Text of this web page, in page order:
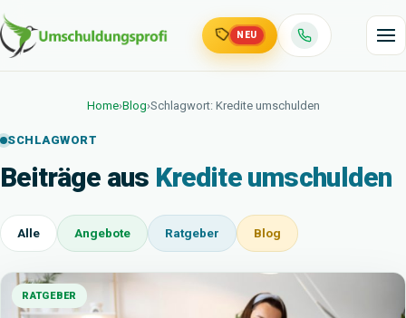
NEU
Home›Blog›Schlagwort: Kredite umschulden
SCHLAGWORT
Beiträge aus Kredite umschulden
Alle Angebote Ratgeber Blog
RATGEBER